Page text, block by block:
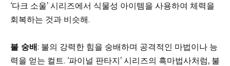
‘다크 소울’ 시리즈에서 식물성 아이템을 사용하여 체력을
회복하는 것과 비슷해.
불 숭배: 불의 강력한 힘을 숭배하며 공격적인 마법이나 능
력을 얻는 컬트. ‘파이널 판타지’ 시리즈의 흑마법사처럼, 불